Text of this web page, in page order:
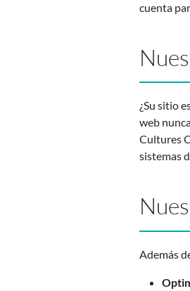
cuenta
¿Su sitio
web
Cultures
sistemas
Además